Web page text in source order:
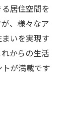
居住空間を
、様々なア
いを実現す
からの生活
が満載です